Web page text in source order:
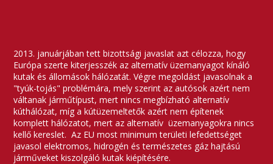
2013. januárjában tett bizottsági javaslat azt célozza, hogy
Európa szerte kiterjesszék az alternatív üzemanyagot kínáló
kutak és állomások hálózatát. Végre megoldást javasolnak a
"tyúk-tojás" problémára, mely szerint az autósok azért nem
váltanak járműtípust, mert nincs megbízható alternatív
kúthálózat, míg a kútüzemeltetők azért nem építenek
komplett hálózatot, mert az alternatív üzemanyagokra nincs
kellő kereslet. Az EU most minimum területi lefedettséget
javasol elektromos, hidrogén és természetes gáz hajtású
járműveket kiszolgáló kutak kiépítésére.